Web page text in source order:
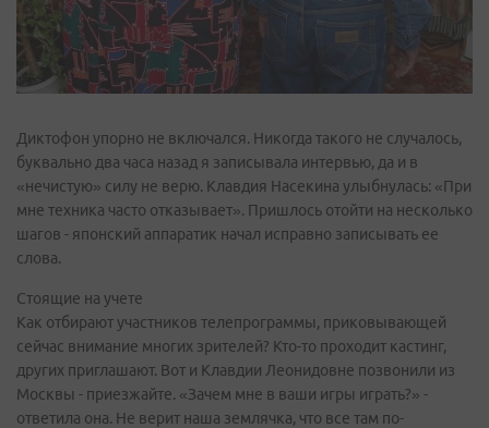
Диктофон упорно не включался. Никогда такого не случалось,
буквально два часа назад я записывала интервью, да и в
«нечистую» силу не верю. Клавдия Насекина улыбнулась: «При
мне техника часто отказывает». Пришлось отойти на несколько
шагов - японский аппаратик начал исправно записывать ее
слова.
Стоящие на учете
Как отбирают участников телепрограммы, приковывающей
сейчас внимание многих зрителей? Кто-то проходит кастинг,
других приглашают. Вот и Клавдии Леонидовне позвонили из
Москвы - приезжайте. «Зачем мне в ваши игры играть?» -
ответила она. Не верит наша землячка, что все там по-